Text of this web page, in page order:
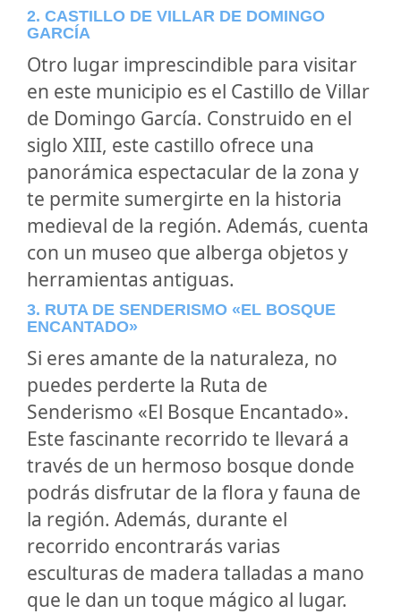
2. CASTILLO DE VILLAR DE DOMINGO
GARCÍA
Otro lugar imprescindible para visitar
en este municipio es el Castillo de Villar
de Domingo García. Construido en el
siglo XIII, este castillo ofrece una
panorámica espectacular de la zona y
te permite sumergirte en la historia
medieval de la región. Además, cuenta
con un museo que alberga objetos y
herramientas antiguas.
3. RUTA DE SENDERISMO «EL BOSQUE
ENCANTADO»
Si eres amante de la naturaleza, no
puedes perderte la Ruta de
Senderismo «El Bosque Encantado».
Este fascinante recorrido te llevará a
través de un hermoso bosque donde
podrás disfrutar de la flora y fauna de
la región. Además, durante el
recorrido encontrarás varias
esculturas de madera talladas a mano
que le dan un toque mágico al lugar.